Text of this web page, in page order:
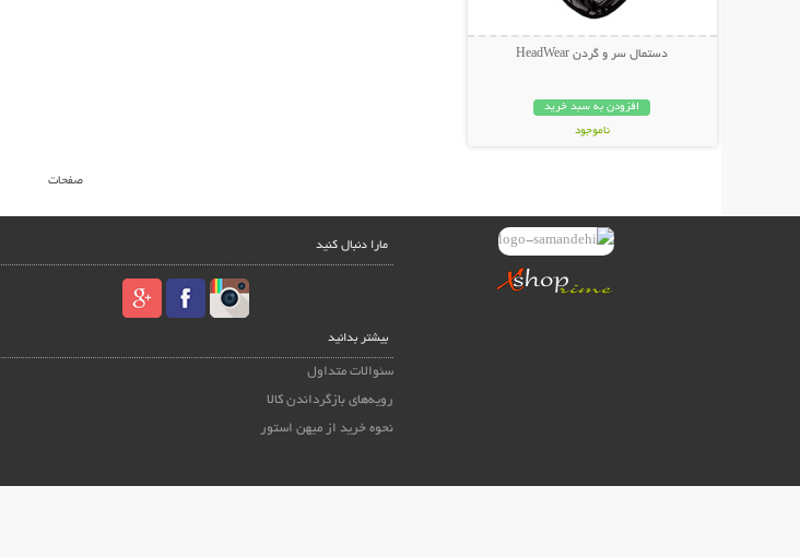
دستمال سر و گردن HeadWear
افزودن به سبد خرید
ناموجود
صفحات
مارا دنبال کنید
بیشتر بدانید
سئوالات متداول
رویه‌های بازگرداندن کالا
نحوه خرید از میهن استور